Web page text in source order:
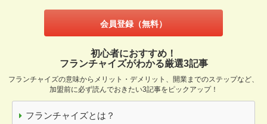
会員登録（無料）
初心者におすすめ！
フランチャイズがわかる厳選3記事
フランチャイズの意味からメリット・デメリット、開業までのステップなど、
加盟前に必ず読んでおきたい3記事をピックアップ！
フランチャイズとは？